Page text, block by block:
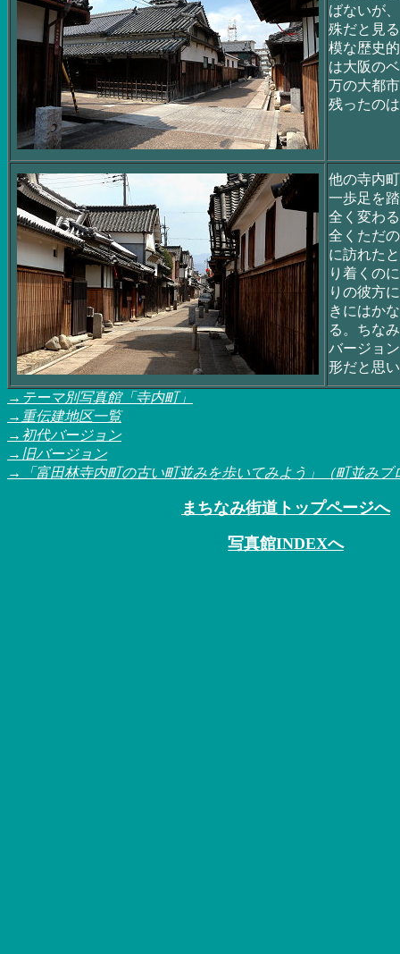
ばないが
殊だと見
模な歴史
は大阪の
万の大都
残ったの
他の寺内
一歩足を
全く変わ
全くただ
に訪れた
り着くの
りの彼方
きにはか
る。ちな
バージョ
形だと思
→テーマ別写真館「寺内町」
→重伝建地区一覧
→初代バージョン
→旧バージョン
→
「富田林寺内町の古い町並みを歩いてみよう」（町並みブ
まちなみ街道トップページへ
写真館INDEXへ